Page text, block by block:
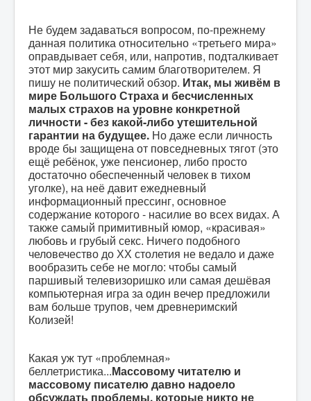
Не будем задаваться вопросом, по-прежнему
данная политика относительно «третьего мира»
оправдывает себя, или, напротив, подталкивает
этот мир закусить самим благотворителем. Я
пишу не политический обзор. Итак, мы живём в
мире Большого Страха и бесчисленных
малых страхов на уровне конкретной
личности - без какой-либо утешительной
гарантии на будущее. Но даже если личность
вроде бы защищена от повседневных тягот (это
ещё ребёнок, уже пенсионер, либо просто
достаточно обеспеченный человек в тихом
уголке), на неё давит ежедневный
информационный прессинг, основное
содержание которого - насилие во всех видах. А
также самый примитивный юмор, «красивая»
любовь и грубый секс. Ничего подобного
человечество до ХХ столетия не ведало и даже
вообразить себе не могло: чтобы самый
паршивый телевизоришко или самая дешёвая
компьютерная игра за один вечер предложили
вам больше трупов, чем древнеримский
Колизей!
Какая уж тут «проблемная»
беллетристика...Массовому читателю и
массовому писателю давно надоело
обсуждать проблемы, которые никто не